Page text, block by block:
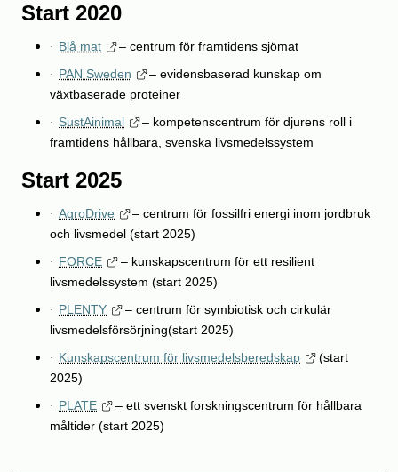
Start 2020
· Blå mat – centrum för framtidens sjömat
· PAN Sweden
– evidensbaserad kunskap om
växtbaserade proteiner
· SustAinimal
– kompetenscentrum för djurens roll i
framtidens hållbara, svenska livsmedelssystem
Start 2025
· AgroDrive
– centrum för fossilfri energi inom jordbruk
och livsmedel (start 2025)
· FORCE
– kunskapscentrum för ett resilient
livsmedelssystem (start 2025)
· PLENTY
– centrum för symbiotisk och cirkulär
livsmedelsförsörjning(start 2025)
· Kunskapscentrum för livsmedelsberedskap
(start
2025)
· PLATE
– ett svenskt forskningscentrum för hållbara
måltider (start 2025)